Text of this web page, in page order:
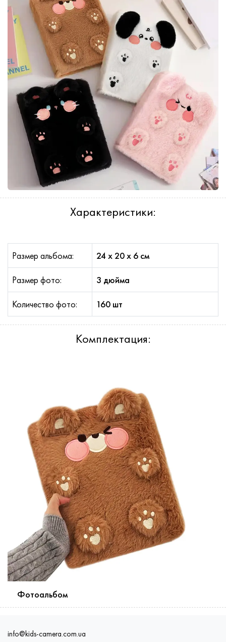
Характеристики:
Размер альбома: 24 x 20 x 6 см
Размер фото: 3 дюйма
Количество фото: 160 шт
Комплектация:
Фотоальбом
info@kids-camera.com.ua